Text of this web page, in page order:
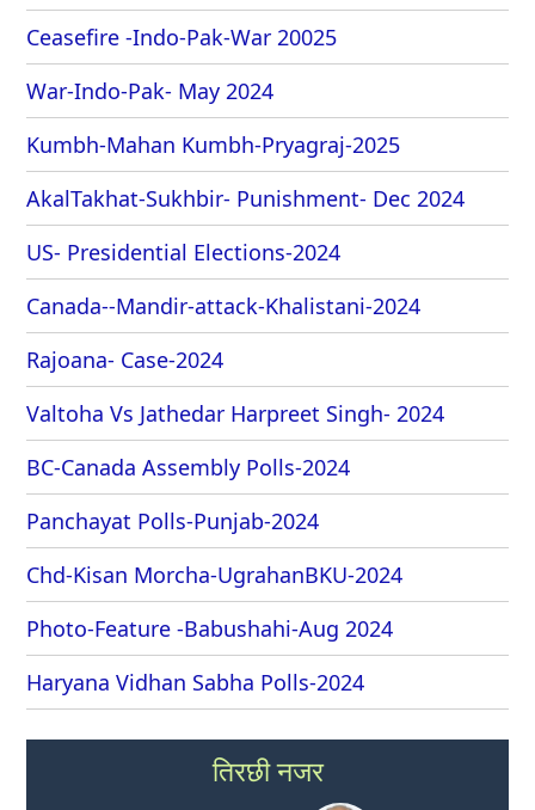
Ceasefire -Indo-Pak-War 20025
War-Indo-Pak- May 2024
Kumbh-Mahan Kumbh-Pryagraj-2025
AkalTakhat-Sukhbir- Punishment- Dec 2024
US- Presidential Elections-2024
Canada--Mandir-attack-Khalistani-2024
Rajoana- Case-2024
Valtoha Vs Jathedar Harpreet Singh- 2024
BC-Canada Assembly Polls-2024
Panchayat Polls-Punjab-2024
Chd-Kisan Morcha-UgrahanBKU-2024
Photo-Feature -Babushahi-Aug 2024
Haryana Vidhan Sabha Polls-2024
तिरछी नजर